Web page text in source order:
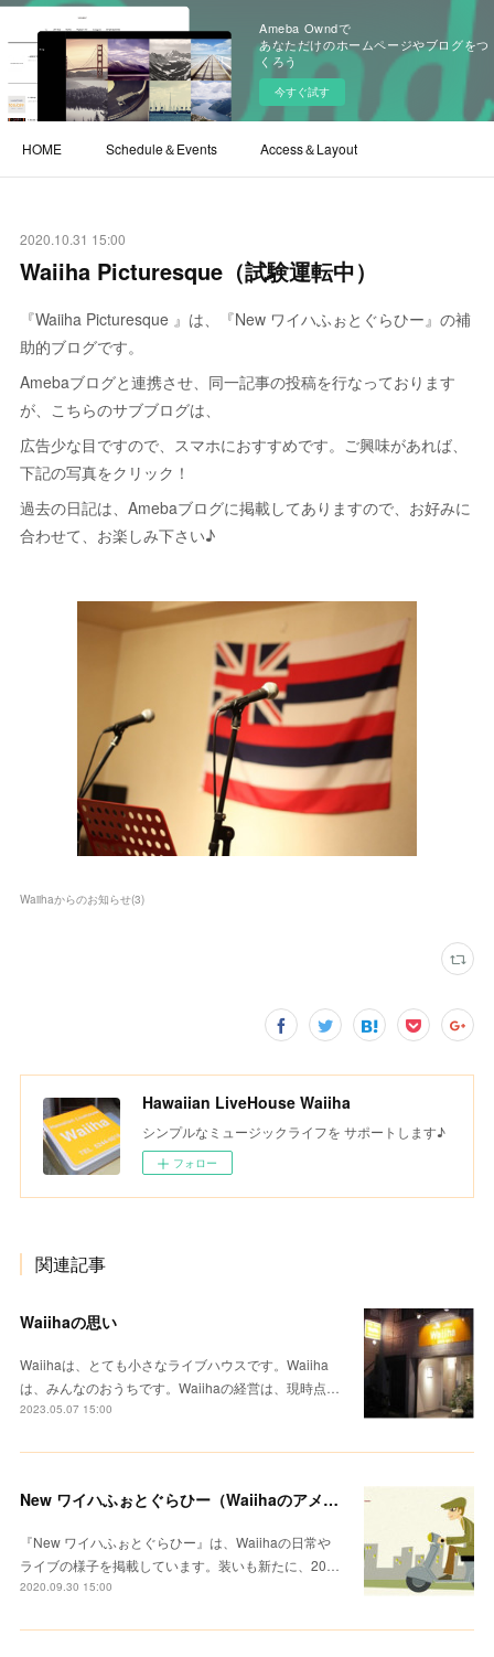
Ameba Owndで
あなただけのホームページやブログをつ
くろう
今すぐ試す
HOME Schedule＆Events Access＆Layout
2020.10.31 15:00
Waiiha Picturesque（試験運転中）
『Waiiha Picturesque 』は、『New ワイハふぉとぐらひー』の補
助的ブログです。
Amebaブログと連携させ、同一記事の投稿を行なっております
が、こちらのサブブログは、
広告少な目ですので、スマホにおすすめです。ご興味があれば、
下記の写真をクリック！
過去の日記は、Amebaブログに掲載してありますので、お好みに
合わせて、お楽しみ下さい♪
Waiihaからのお知らせ(3)
Hawaiian LiveHouse Waiiha
シンプルなミュージックライフを サポートします♪
フォロー
関連記事
Waiihaの思い
Waiihaは、とても小さなライブハウスです。Waiiha
は、みんなのおうちです。Waiihaの経営は、現時点…
2023.05.07 15:00
New ワイハふぉとぐらひー（Waiihaのアメブロ）
『New ワイハふぉとぐらひー』は、Waiihaの日常や
ライブの様子を掲載しています。装いも新たに、20…
2020.09.30 15:00